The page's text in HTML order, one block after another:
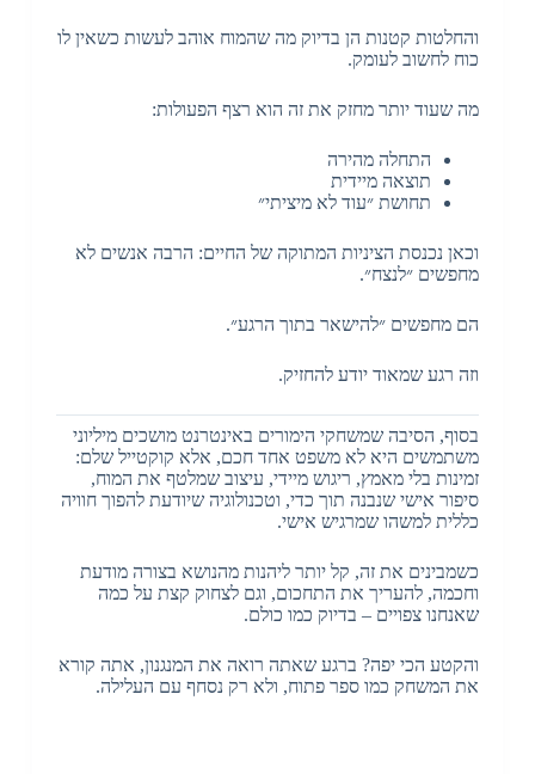
והחלטות קטנות הן בדיוק מה שהמוח אוהב לעשות כשאין לו
כוח לחשוב לעומק.
מה שעוד יותר מחזק את זה הוא רצף הפעולות:
התחלה מהירה
תוצאה מיידית
תחושת ״עוד לא מיציתי״
וכאן נכנסת הציניות המתוקה של החיים: הרבה אנשים לא
מחפשים ״לנצח״.
הם מחפשים ״להישאר בתוך הרגע״.
וזה רגע שמאוד יודע להחזיק.
בסוף, הסיבה שמשחקי הימורים באינטרנט מושכים מיליוני
משתמשים היא לא משפט אחד חכם, אלא קוקטייל שלם:
זמינות בלי מאמץ, ריגוש מיידי, עיצוב שמלטף את המוח,
סיפור אישי שנבנה תוך כדי, וטכנולוגיה שיודעת להפוך חוויה
כללית למשהו שמרגיש אישי.
כשמבינים את זה, קל יותר ליהנות מהנושא בצורה מודעת
וחכמה, להעריך את התחכום, וגם לצחוק קצת על כמה
שאנחנו צפויים – בדיוק כמו כולם.
והקטע הכי יפה? ברגע שאתה רואה את המנגנון, אתה קורא
את המשחק כמו ספר פתוח, ולא רק נסחף עם העלילה.